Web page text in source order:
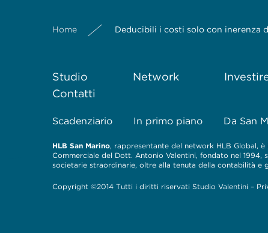
Home Deducibili i costi solo con inerenza
Studio Network
Contatti
Scadenziario In primo piano Da San
HLB San Marino, rappresentante del network HLB Global,
Commerciale del Dott. Antonio Valentini, fondato nel 1994,
societarie straordinarie, oltre alla tenuta della contabilità e
Copyright ©2014 Tutti i diritti riservati Studio Valentini –